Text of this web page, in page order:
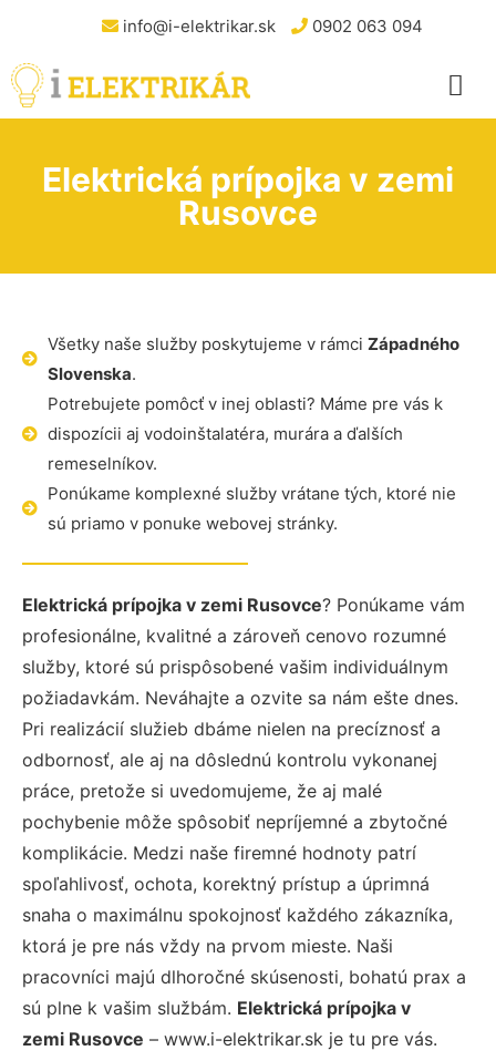
info@i-elektrikar.sk 0902 063 094
Elektrická prípojka v zemi
Rusovce
Všetky naše služby poskytujeme v rámci Západného
Slovenska.
Potrebujete pomôcť v inej oblasti? Máme pre vás k
dispozícii aj vodoinštalatéra, murára a ďalších
remeselníkov.
Ponúkame komplexné služby vrátane tých, ktoré nie
sú priamo v ponuke webovej stránky.
Elektrická prípojka v zemi Rusovce? Ponúkame vám
profesionálne, kvalitné a zároveň cenovo rozumné
služby, ktoré sú prispôsobené vašim individuálnym
požiadavkám. Neváhajte a ozvite sa nám ešte dnes.
Pri realizácií služieb dbáme nielen na precíznosť a
odbornosť, ale aj na dôslednú kontrolu vykonanej
práce, pretože si uvedomujeme, že aj malé
pochybenie môže spôsobiť nepríjemné a zbytočné
komplikácie. Medzi naše firemné hodnoty patrí
spoľahlivosť, ochota, korektný prístup a úprimná
snaha o maximálnu spokojnosť každého zákazníka,
ktorá je pre nás vždy na prvom mieste. Naši
pracovníci majú dlhoročné skúsenosti, bohatú prax a
sú plne k vašim službám. Elektrická prípojka v
zemi Rusovce – www.i-elektrikar.sk je tu pre vás.